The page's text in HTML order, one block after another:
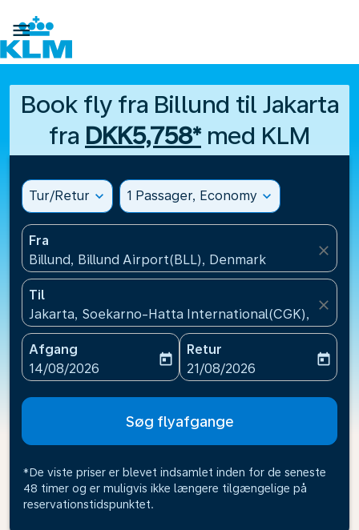

Book fly fra Billund til Jakarta
fra DKK5,758*med KLM
Tur/Retur expand_more 1 Passager, Economy expand_more
Fra
Billund, Billund Airport(BLL), Denmark
close
Til
Jakarta, Soekarno-Hatta International(CGK),
close
Afgang
fc-booking-departure-date-aria-label
14/08/2026
today
Retur
fc-booking-return-date-
21/08/2026
today
Søg flyafgange
*De viste priser er blevet indsamlet inden for de seneste
48 timer og er muligvis ikke længere tilgængelige på
reservationstidspunktet.